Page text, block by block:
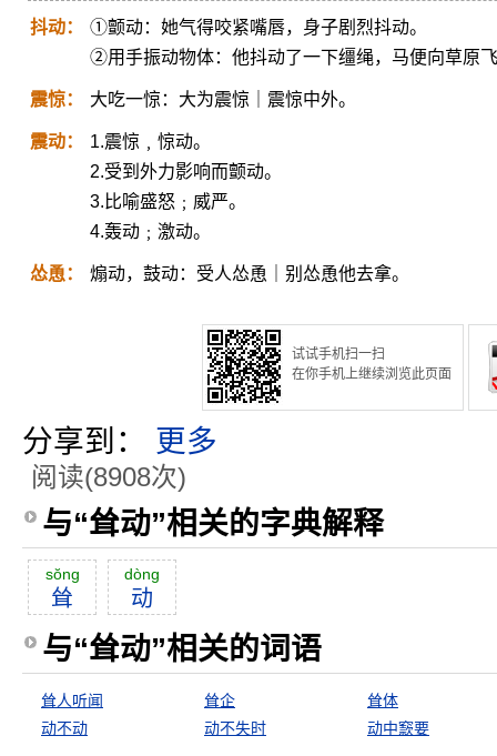
抖动：
①颤动：她气得咬紧嘴唇，身子剧烈抖动。
②用手振动物体：他抖动了一下缰绳，马便向草原
震惊： 大吃一惊：大为震惊｜震惊中外。
震动：
1.震惊﹐惊动。
2.受到外力影响而颤动。
3.比喻盛怒﹔威严。
4.轰动﹔激动。
怂恿： 煽动，鼓动：受人怂恿｜别怂恿他去拿。
试试手机扫一扫
在你手机上继续浏览此页面
分享到： 更多
阅读(8908次)
与“耸动”相关的字典解释
sŏng
耸
dòng
动
与“耸动”相关的词语
耸人听闻 耸企
耸体
动不动
动不失时 动中窾要